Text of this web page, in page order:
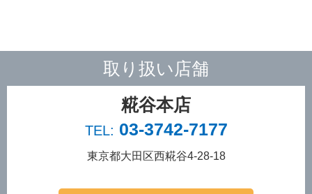
取り扱い店舗
糀谷本店
TEL: 03-3742-7177
東京都大田区西糀谷4-28-18